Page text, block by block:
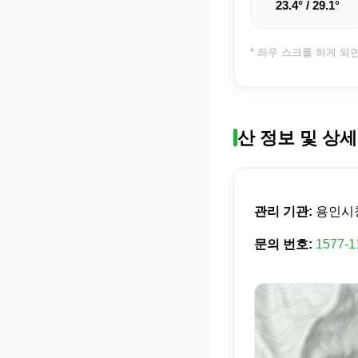
23.4° / 29.1°
* 좌우 스크롤 하게 되
산 정보 및 상
관리 기관: 용인시
문의 번호: 1577-